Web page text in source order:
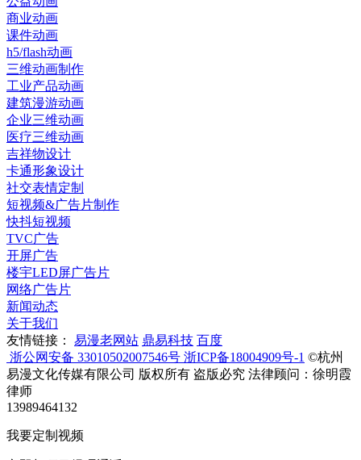
商业动画
课件动画
h5/flash动画
三维动画制作
工业产品动画
建筑漫游动画
企业三维动画
医疗三维动画
吉祥物设计
卡通形象设计
社交表情定制
短视频&广告片制作
快抖短视频
TVC广告
开屏广告
楼宇LED屏广告片
网络广告片
新闻动态
关于我们
友情链接： 易漫老网站 鼎易科技 百度
浙公网安备 33010502007546号 浙ICP备18004909号-1 ©杭州
易漫文化传媒有限公司 版权所有 盗版必究 法律顾问：徐明霞
律师
13989464132
我要定制视频